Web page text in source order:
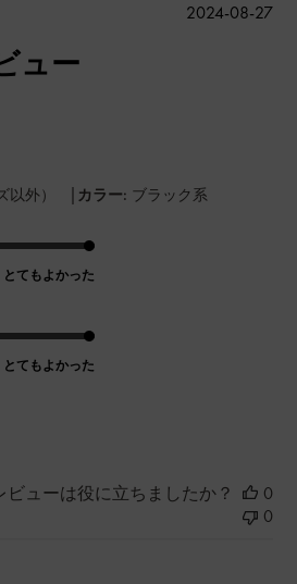
ュー
外） | カラー: ブラック系
とてもよかった
とてもよかった
公
2024-08-27
ビューは役に立ちましたか？
0
0